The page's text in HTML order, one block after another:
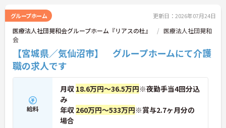
グループホーム 更新日：2026年07月24日
医療法人社団晃和会グループホーム『リアスの杜』
医療法人社団晃和
会
【宮城県／気仙沼市】 グループホームにて介護
職の求人です
給料
月収 18.6万円～36.5万円※夜勤手当4回分込
み
年収 260万円～533万円※賞与2.7ヶ月分の
場合